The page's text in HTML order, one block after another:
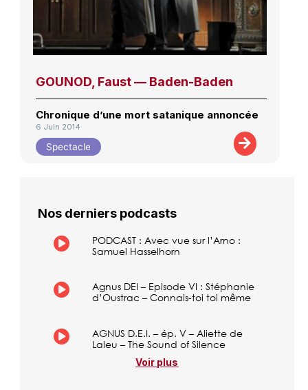
GOUNOD, Faust — Baden-Baden
Chronique d’une mort satanique annoncée
6 Juin 2014
Spectacle
Nos derniers podcasts
PODCAST : Avec vue sur l’Arno :
Samuel Hasselhorn
Agnus DEI – Episode VI : Stéphanie
d’Oustrac – Connais-toi toi même
AGNUS D.E.I. – ép. V – Aliette de
Laleu – The Sound of Silence
Voir plus